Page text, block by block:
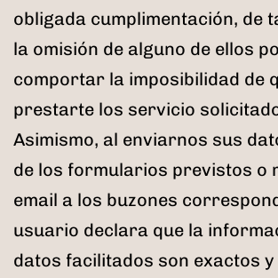
obligada cumplimentación, de
la omisión de alguno de ellos
comportar la imposibilidad de
prestarte los servicio
Asimismo, al enviarnos sus
de los formularios previstos o
email a los buzones
usuario declara que la
datos facilitados son exactos